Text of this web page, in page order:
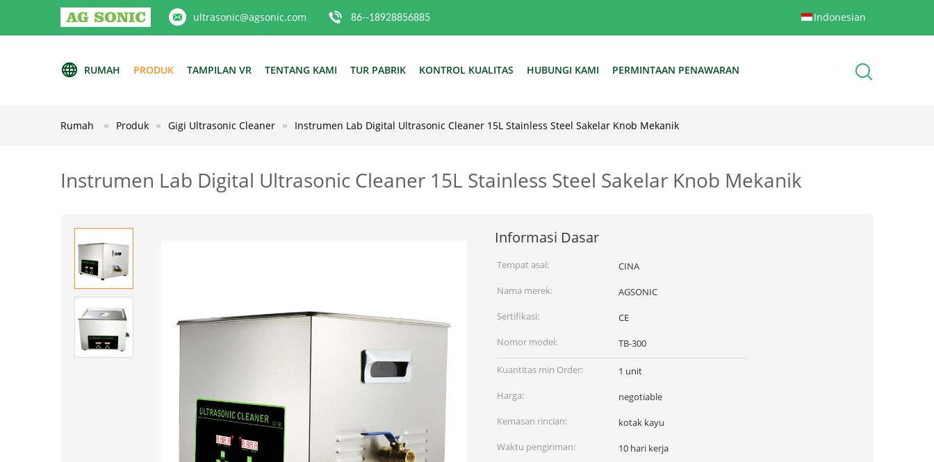
ultrasonic@agsonic.com 86--18928856885 Indonesian
RUMAH PRODUK TAMPILAN VR TENTANG KAMI TUR PABRIK KONTROL KUALITAS HUBUNGI KAMI PERMINTAAN PENAWARAN
Rumah Produk Gigi Ultrasonic Cleaner Instrumen Lab Digital Ultrasonic Cleaner 15L Stainless Steel Sakelar Knob Mekanik
Instrumen Lab Digital Ultrasonic Cleaner 15L Stainless Steel Sakelar Knob Mekanik
Informasi Dasar
Tempat asal:
CINA
Nama merek:
AGSONIC
Sertifikasi:
CE
Nomor model:
TB-300
Kuantitas min Order:
1 unit
Harga:
negotiable
Kemasan rincian:
kotak kayu
Waktu pengiriman:
10 hari kerja